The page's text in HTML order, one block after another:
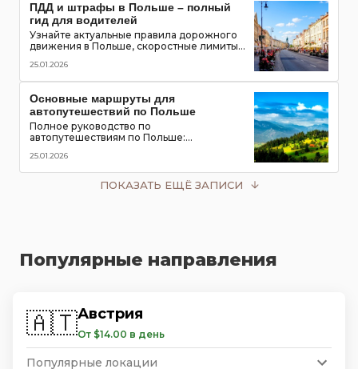
ПДД и штрафы в Польше – полный
гид для водителей
Узнайте актуальные правила дорожного
движения в Польше, скоростные лимиты,
обязательное оборудование в
автомобиле и размеры штрафов для
25.01.2026
Основные маршруты для
автопутешествий по Польше
Полное руководство по
автопутешествиям по Польше:
достопримечательности, замки, горы и
озёра, советы для водителей
25.01.2026
ПОКАЗАТЬ ЕЩЁ ЗАПИСИ
Популярные направления
🇦🇹Австрия
От $14.00 в день
Популярные локации